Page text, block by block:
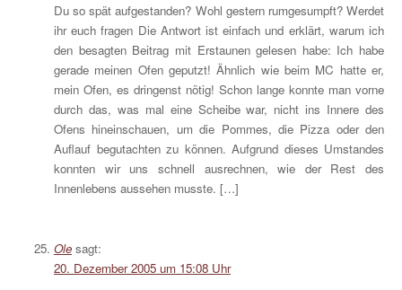
Du so spät aufgestanden? Wohl gestern rumgesumpft? Werdet
ihr euch fragen Die Antwort ist einfach und erklärt, warum ich
den besagten Beitrag mit Erstaunen gelesen habe: Ich habe
gerade meinen Ofen geputzt! Ähnlich wie beim MC hatte er,
mein Ofen, es dringenst nötig! Schon lange konnte man vorne
durch das, was mal eine Scheibe war, nicht ins Innere des
Ofens hineinschauen, um die Pommes, die Pizza oder den
Auflauf begutachten zu können. Aufgrund dieses Umstandes
konnten wir uns schnell ausrechnen, wie der Rest des
Innenlebens aussehen musste. […]
Ole sagt:
20. Dezember 2005 um 15:08 Uhr